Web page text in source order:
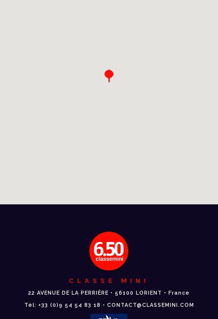
CLASSE MINI
22 AVENUE DE LA PERRIÈRE • 56100 LORIENT • France
Tél: +33 (0)9 54 54 83 18 • CONTACT@CLASSEMINI.COM